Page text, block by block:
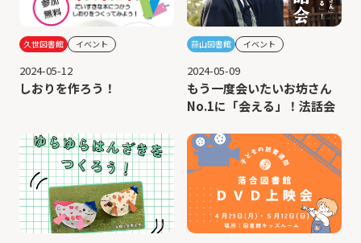
久世図書館 イベント
2024-05-12
しおりを作ろう！
蒜山図書館 イベント
2024-05-09
もう一度会いたいお坊さん
No.1に「会える」！法話会